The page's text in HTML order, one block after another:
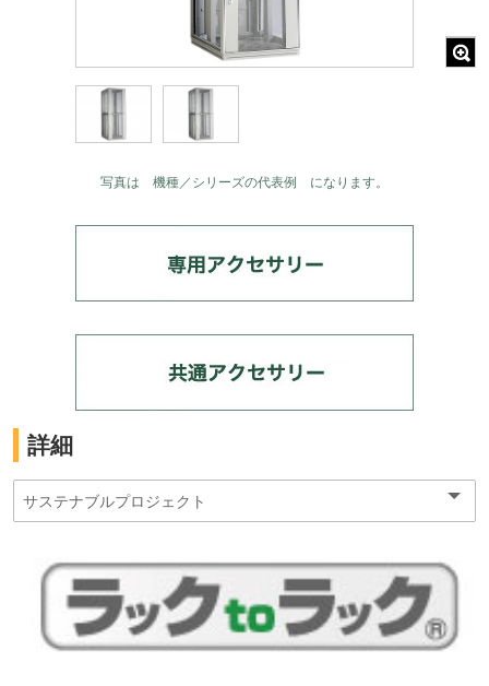
写真は 機種／シリーズの代表例 になります。
詳細